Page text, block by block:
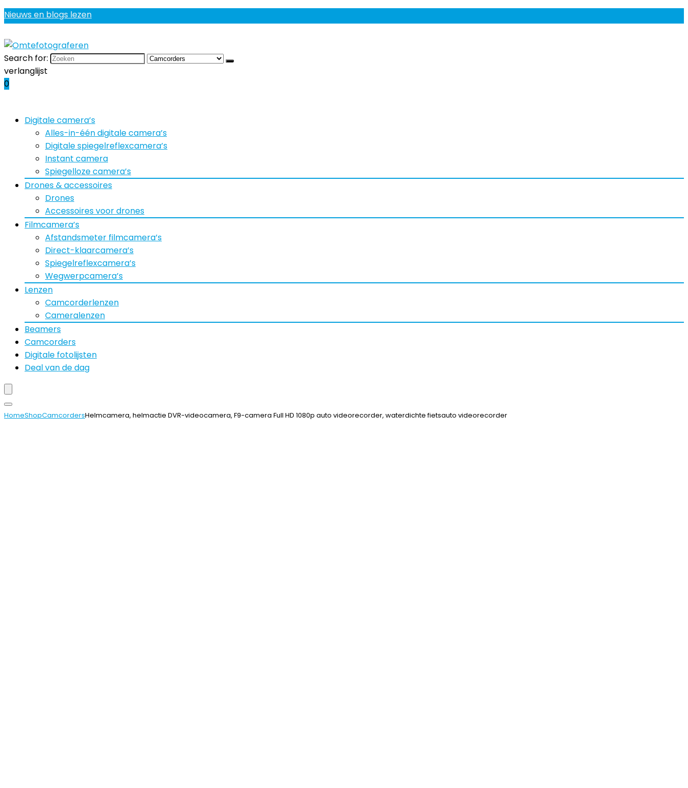
Nieuws en blogs lezen
Search for:
verlanglijst
0
Digitale camera’s
Alles-in-één digitale camera’s
Digitale spiegelreflexcamera’s
Instant camera
Spiegelloze camera’s
Drones & accessoires
Drones
Accessoires voor drones
Filmcamera’s
Afstandsmeter filmcamera’s
Direct-klaarcamera’s
Spiegelreflexcamera’s
Wegwerpcamera’s
Lenzen
Camcorderlenzen
Cameralenzen
Beamers
Camcorders
Digitale fotolijsten
Deal van de dag
HomeShopCamcordersHelmcamera, helmactie DVR-videocamera, F9-camera Full HD 1080p auto videorecorder, waterdichte fietsauto videorecorder